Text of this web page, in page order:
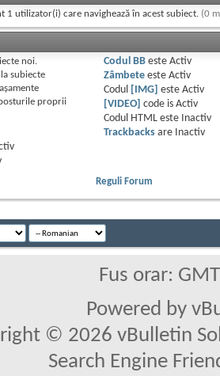
1 utilizator(i) care navighează în acest subiect. (0
noi.
subiecte
proprii
Codul BBeste Activ
Zâmbeteeste Activ
Codul
[IMG] este Activ
[VIDEO] code is Activ
Codul HTML este
Inactiv
Trackbacksare
Inactiv
Reguli Forum
Fus orar:
Powered by
© 2026 vBulletin
Search Engine